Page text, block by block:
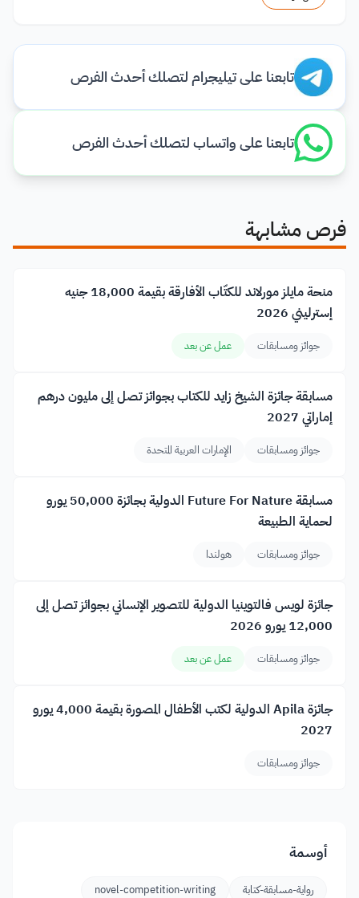
تابعنا على تيليجرام لتصلك أحدث الفرص
تابعنا على واتساب لتصلك أحدث الفرص
فرص مشابهة
منحة مايلز مورلاند للكتّاب الأفارقة بقيمة 18,000 جنيه
إسترليني 2026
جوائز ومسابقات عمل عن بعد
مسابقة جائزة الشيخ زايد للكتاب بجوائز تصل إلى مليون درهم
إماراتي 2027
جوائز ومسابقات الإمارات العربية المتحدة
مسابقة Future For Nature الدولية بجائزة 50,000 يورو
لحماية الطبيعة
جوائز ومسابقات هولندا
جائزة لويس فالتوينيا الدولية للتصوير الإنساني بجوائز تصل إلى
12,000 يورو 2026
جوائز ومسابقات عمل عن بعد
جائزة Apila الدولية لكتب الأطفال المصورة بقيمة 4,000 يورو
2027
جوائز ومسابقات
أوسمة
رواية-مسابقة-كتابة novel-competition-writing